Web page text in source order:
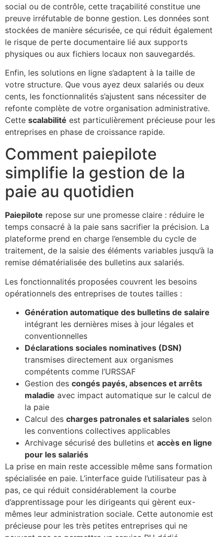
social ou de contrôle, cette traçabilité constitue une
preuve irréfutable de bonne gestion. Les données sont
stockées de manière sécurisée, ce qui réduit également
le risque de perte documentaire lié aux supports
physiques ou aux fichiers locaux non sauvegardés.
Enfin, les solutions en ligne s’adaptent à la taille de
votre structure. Que vous ayez deux salariés ou deux
cents, les fonctionnalités s’ajustent sans nécessiter de
refonte complète de votre organisation administrative.
Cette scalabilité est particulièrement précieuse pour les
entreprises en phase de croissance rapide.
Comment paiepilote
simplifie la gestion de la
paie au quotidien
Paiepilote repose sur une promesse claire : réduire le
temps consacré à la paie sans sacrifier la précision. La
plateforme prend en charge l’ensemble du cycle de
traitement, de la saisie des éléments variables jusqu’à la
remise dématérialisée des bulletins aux salariés.
Les fonctionnalités proposées couvrent les besoins
opérationnels des entreprises de toutes tailles :
Génération automatique des bulletins de salaire
intégrant les dernières mises à jour légales et
conventionnelles
Déclarations sociales nominatives (DSN)
transmises directement aux organismes
compétents comme l’URSSAF
Gestion des congés payés, absences et arrêts
maladie avec impact automatique sur le calcul de
la paie
Calcul des charges patronales et salariales selon
les conventions collectives applicables
Archivage sécurisé des bulletins et accès en ligne
pour les salariés
La prise en main reste accessible même sans formation
spécialisée en paie. L’interface guide l’utilisateur pas à
pas, ce qui réduit considérablement la courbe
d’apprentissage pour les dirigeants qui gèrent eux-
mêmes leur administration sociale. Cette autonomie est
précieuse pour les très petites entreprises qui ne